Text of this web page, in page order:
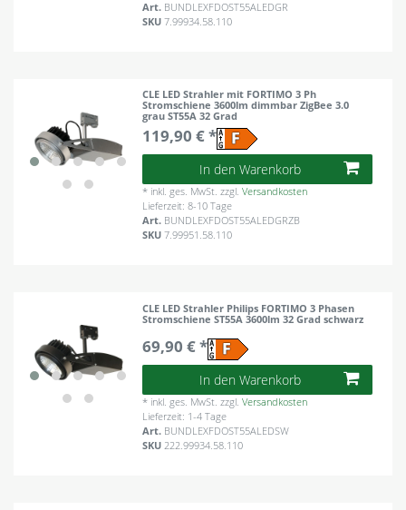
Art. BUNDLEXFDOST55ALEDGR
SKU7.99934.58.110
CLE LED Strahler mit FORTIMO 3 Ph
Stromschiene 3600lm dimmbar ZigBee 3.0
grau ST55A 32 Grad
119,90 € *
In den Warenkorb
* inkl. ges. MwSt. zzgl.Versandkosten
Lieferzeit: 8-10 Tage
Art. BUNDLEXFDOST55ALEDGRZB
SKU7.99951.58.110
CLE LED Strahler Philips FORTIMO 3 Phasen
Stromschiene ST55A 3600lm 32 Grad schwarz
69,90 € *
In den Warenkorb
* inkl. ges. MwSt. zzgl.Versandkosten
Lieferzeit: 1-4 Tage
Art. BUNDLEXFDOST55ALEDSW
SKU 222.99934.58.110